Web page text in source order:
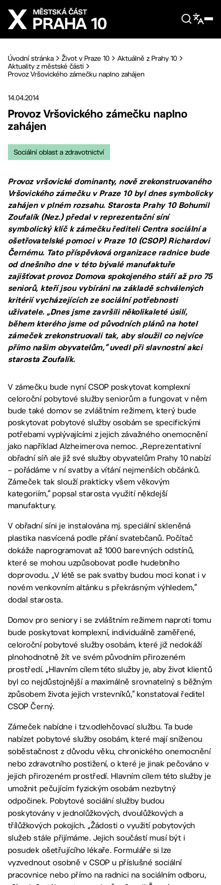
Přejít na hlavní obsah
Úvodní stránka Život v Praze 10
Aktuálně z Prahy 10
Aktuality z městské části
Provoz Vršovického zámečku naplno zahájen
14.04.2014
Provoz Vršovického zámečku naplno
zahájen
Sociální oblast a zdravotnictví
Provoz vršovické dominanty, nově zrekonstruovaného
Vršovického zámečku v Praze 10 byl dnes symbolicky
zahájen v plném rozsahu. Starosta Prahy 10 Bohumil
Zoufalík (Nez.) předal v reprezentační síní
symbolický klíč k zámečku řediteli Centra sociální a
ošetřovatelské pomoci v Praze 10 (CSOP) Richardovi
Černému. Tato příspěvková organizace radnice bude
od dnešního dne v této bývalé manufaktuře
zajišťovat provoz Domova spokojeného stáří až pro 75
seniorů, kteří jsou vybíráni na základě schválených
kritérií vycházejících ze sociální potřebnosti
uživatele. „Dnes jsme završili několikaleté úsilí,
během kterého jsme od původních plánů na hotel
zámeček zrekonstruovali tak, aby sloužil co nejvíce
přímo našim obyvatelům,“ uvedl při slavnostní akci
starosta Zoufalík.
V zámečku bude nyní CSOP poskytovat komplexní
celoroční pobytové služby seniorům a fungovat v něm
bude také domov se zvláštním režimem, který bude
poskytovat pobytové služby osobám se specifickými
potřebami vyplývajícími z jejich závažného onemocnění
jako například Alzheimerova nemoc. „Reprezentativní
obřadní síň ale již své služby obyvatelům Prahy 10 nabízí
– pořádáme v ní svatby a vítání nejmenších občánků.
Zámeček tak slouží prakticky všem věkovým
kategoriím,“ popsal starosta využití někdejší
manufaktury.
V obřadní síni je instalována mj. speciální skleněná
plastika nasvícená podle přání svatebčanů. Počítač
dokáže naprogramovat až 1000 barevných odstínů,
které se mohou uzpůsobovat podle hudebního
doprovodu. „V létě se pak svatby budou moci konat i v
novém venkovním altánku s překrásným výhledem,“
dodal starosta.
Domov pro seniory i se zvláštním režimem naproti tomu
bude poskytovat komplexní, individuálně zaměřené,
celoroční pobytové služby osobám, které již nedokáží
plnohodnotně žít ve svém původním přirozeném
prostředí. „Hlavním cílem této služby je, aby život klientů
byl co nejdůstojnější a maximálně srovnatelný s běžným
způsobem života jejich vrstevníků,“ konstatoval ředitel
CSOP Černý.
Zámeček nabídne i tzv.odlehčovací službu. Ta bude
nabízet pobytové služby osobám, které mají sníženou
soběstačnost z důvodu věku, chronického onemocnění
nebo zdravotního postižení, o které je jinak pečováno v
jejich přirozeném prostředí. Hlavním cílem této služby je
umožnit pečujícím fyzickým osobám nezbytný
odpočinek. Pobytové sociální služby budou
poskytovány v jednolůžkových, dvoulůžkových a
třílůžkových pokojích. „Žádosti o využití pobytových
služeb stále přijímáme. Jejich součástí musí být i
posudek ošetřujícího lékaře. Formuláře si lze
vyzvednout osobně v CSOP u příslušné sociální
pracovnice nebo přímo na radnici na sociálním odboru,